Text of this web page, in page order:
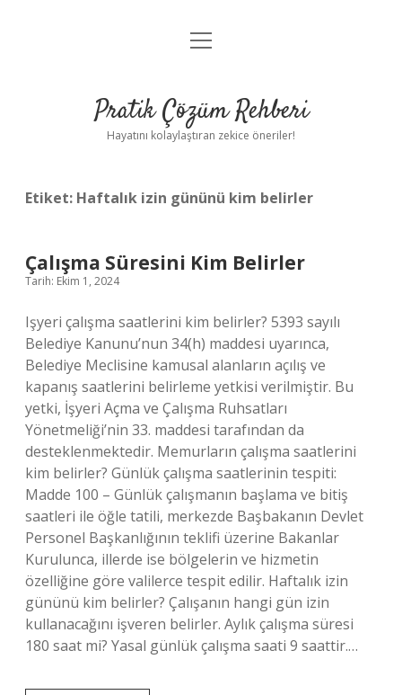
Anasayfa
Yasal Uyarı
menüyü
Pratik Çözüm Rehberi
Hayatını kolaylaştıran zekice öneriler!
Etiket: Haftalık izin gününü kim belirler
Çalışma Süresini Kim Belirler
Tarih: Ekim 1, 2024
Işyeri çalışma saatlerini kim belirler? 5393 sayılı
Belediye Kanunu’nun 34(h) maddesi uyarınca,
Belediye Meclisine kamusal alanların açılış ve
kapanış saatlerini belirleme yetkisi verilmiştir. Bu
yetki, İşyeri Açma ve Çalışma Ruhsatları
Yönetmeliği’nin 33. maddesi tarafından da
desteklenmektedir. Memurların çalışma saatlerini
kim belirler? Günlük çalışma saatlerinin tespiti:
Madde 100 – Günlük çalışmanın başlama ve bitiş
saatleri ile öğle tatili, merkezde Başbakanın Devlet
Personel Başkanlığının teklifi üzerine Bakanlar
Kurulunca, illerde ise bölgelerin ve hizmetin
özelliğine göre valilerce tespit edilir. Haftalık izin
gününü kim belirler? Çalışanın hangi gün izin
kullanacağını işveren belirler. Aylık çalışma süresi
180 saat mi? Yasal günlük çalışma saati 9 saattir.…